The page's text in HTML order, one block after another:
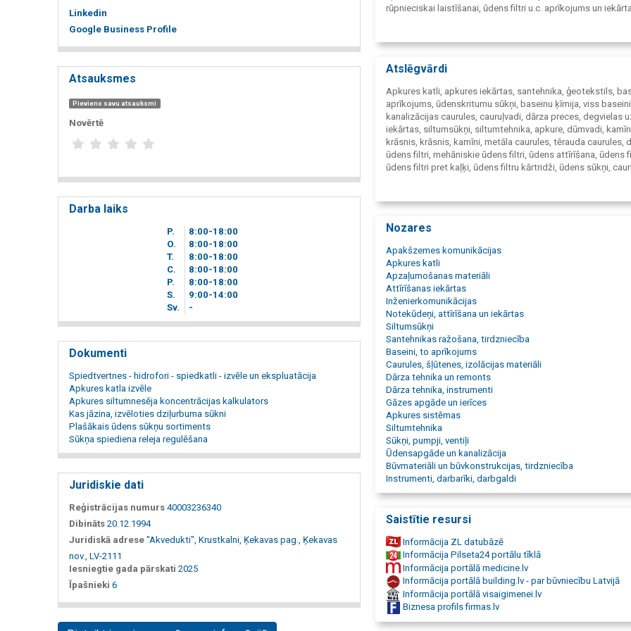
Linkedin
Google Business Profile
Atsauksmes
Pievieno savu atsauksmi
Novērtē
Darba laiks
P. 8 00-18 00
O.
8 00-18 00
T.
8 00-18 00
C.
8 00-18 00
P.
8 00-18 00
S.
9 00-14 00
Sv.
-
Dokumenti
Spiedtvertnes - hidrofori - spiedkatli - izvēle un ekspluatācija
Apkures katla izvēle
Apkures siltumnesēja koncentrācijas kalkulators
Kas jāzina, izvēloties dziļurbuma sūkni
Plašākais ūdens sūkņu sortiments
Sūkņa spiediena releja regulēšana
Juridiskie dati
Reģistrācijas numurs 40003236340
Dibināts 20.12.1994
Juridiskā adrese "Akvedukti", Krustkalni, Ķekavas pag., Ķekavas
nov., LV-2111
Iesniegtie gada pārskati 2025
Īpašnieki 6
rūpnieciskai laistīšanai, ūdens filtri u.c. aprīkojums un
piegādāts tieši no labākajiem ražotājiem. Nodrošinām
Atslēgvārdi
Apkures katli, apkures iekārtas, santehnika, ģeotekstils,
aprīkojums, ūdenskritumu sūkņi, baseinu ķīmija, viss
kanalizācijas caurules, cauruļvadi, dārza preces, degvielas
iekārtas, siltumsūkņi, siltumtehnika, apkure, dūmvadi,
krāsnis, krāsnis, kamīni, metāla caurules, tērauda caurules,
ūdens filtri, mehāniskie ūdens filtri, ūdens attīrīšana, ūdens
ūdens filtri pret kaļķi, ūdens filtru kārtridži, ūdens sūkņi,
santehnikas tirdzniecība, laistīšanas iekārtas, radiatori,
atloka flanču blīves, blīvējamie materiāli, siltumizolācija,
dūmvadi, krāsnis un kamīni, sūkņi, pumpji, vārsti, ventiļi,
strūklakas, strūklaku apgaismojums, strūklaku sūkņi,
sūkņi, drenāžas sūkņi, kanalizācijas sūkņi, degvielas sūkņi,
apkures katli, malkas apkures katli, granulu apkures katli,
apkures katli, siltummaiņi, skatakas un nosēdakas, apkures
cirkulācijas sūkņi, baseina sūkņi, dārza sūkņi, Grundfos, Wilo,
Pedrollo, Pentair, Nocchi, Calpeda, Delfin, Oase, gāzes katli,
katli, malkas katli, DeDietrich, Bosch, Junkers, Centrometal,
Laval, Kelvion, Swep, akumulācijas tvertnes, Elbi, ūdens
septiķi, bioloģiskā attīrīšana, tauku atdalītāji, naftas
baseina filtri, noslēgarmatūra, krāni, aizbīdņi, solenoīdi,
krāni, remontuzmavas, Naval, Gebo, rūpnieciski izolētas
veidgabali, presējami veidgabali, ppr caurules, drenāžas
skatakas, nosēdakas, hidrofori, spiedkatli, izplešanās trauki,
izplešanās tvertnes, jaucējkrāni, apkures radiatori, dvieļu
siltās grīdas, ūdens sildītāji, boileri, apkures armatūra, ESBE,
SALUS, Danfoss, Siemens, siltumnesēji, manometri,
atgaisotāji, solārās sistēmas, laistīšanas šļūtenes, dārza
laistīšanas sistēmas, dārza laistītāji, pazemes laistīšana,
laistīšana, dīķu filtri, peldošas strūklakas, aeratori, Aco,
santehnikas veikals.
Nozares
Apakšzemes komunikācijas
Apkures katli
Apzaļumošanas materiāli
Attīrīšanas iekārtas
Inženierkomunikācijas
Notekūdeņi, attīrīšana un iekārtas
Siltumsūkņi
Santehnikas ražošana, tirdzniecība
Baseini, to aprīkojums
Caurules, šļūtenes, izolācijas materiāli
Dārza tehnika un remonts
Dārza tehnika, instrumenti
Gāzes apgāde un ierīces
Apkures sistēmas
Siltumtehnika
Sūkņi, pumpji, ventiļi
Ūdensapgāde un kanalizācija
Būvmateriāli un būvkonstrukcijas, tirdzniecība
Instrumenti, darbarīki, darbgaldi
Saistītie resursi
Informācija ZL datubāzē
Informācija Pilseta24 portālu tīklā
Informācija portālā medicine.lv
Informācija portālā building.lv - par būvniecību Latvijā
Informācija portālā visaigimenei.lv
Biznesa profils firmas.lv